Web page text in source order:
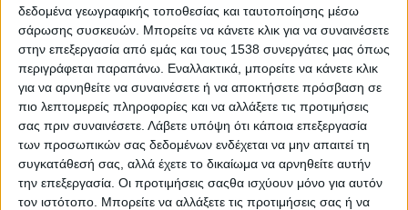
δεδομένα γεωγραφικής τοποθεσίας και ταυτοποίησης μέσω
σάρωσης συσκευών. Μπορείτε να κάνετε κλικ για να συναινέσετε
στην επεξεργασία από εμάς και τους 1538 συνεργάτες μας όπως
περιγράφεται παραπάνω. Εναλλακτικά, μπορείτε να κάνετε κλικ
για να αρνηθείτε να συναινέσετε ή να αποκτήσετε πρόσβαση σε
πιο λεπτομερείς πληροφορίες και να αλλάξετε τις προτιμήσεις
σας πριν συναινέσετε. Λάβετε υπόψη ότι κάποια επεξεργασία
των προσωπικών σας δεδομένων ενδέχεται να μην απαιτεί τη
συγκατάθεσή σας, αλλά έχετε το δικαίωμα να αρνηθείτε αυτήν
την επεξεργασία. Οι προτιμήσεις σαςθα ισχύουν μόνο για αυτόν
τον ιστότοπο. Μπορείτε να αλλάξετε τις προτιμήσεις σας ή να
Ημέρα Αγοράς Πίτσας με Μπιτκόιν